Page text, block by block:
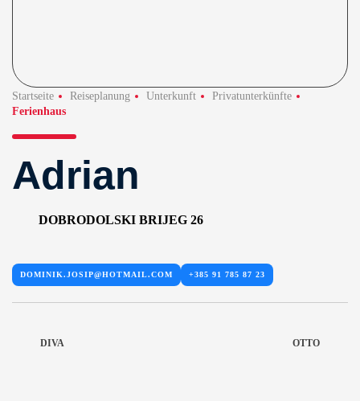
Startseite Reiseplanung Unterkunft
Privatunterkünfte
Ferienhaus
Adrian
DOBRODOLSKI BRIJEG 26
DOMINIK.JOSIP@HOTMAIL.COM +385 91 785 87 23
DIVA OTTO